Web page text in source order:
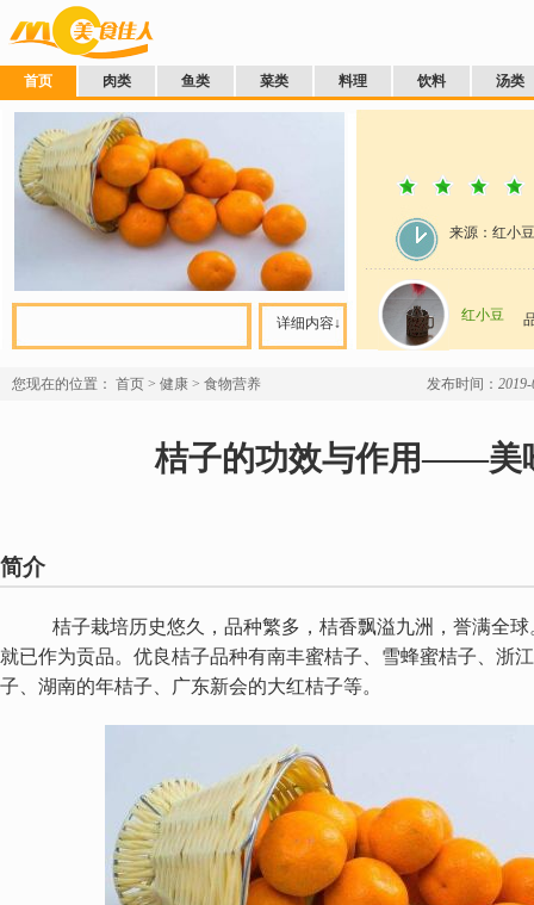
首页 肉类 鱼类 菜类 料理 饮料 汤类
详细内容↓
来源：红小豆
红小豆
发布时间：
您现在的位置： 首页 > 健康 > 食物营养
桔子的功效与作用——美
简介
桔子栽培历史悠久，品种繁多，桔香飘溢九洲，誉满全球
就已作为贡品。优良桔子品种有南丰蜜桔子、雪蜂蜜桔子、浙
子、湖南的年桔子、广东新会的大红桔子等。